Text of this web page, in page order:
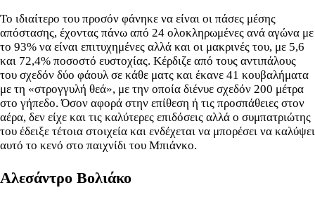
Το ιδιαίτερο του προσόν φάνηκε να είναι οι πάσες μέσης
απόστασης, έχοντας πάνω από 24 ολοκληρωμένες ανά αγώνα με
το 93% να είναι επιτυχημένες αλλά και οι μακρινές του, με 5,6
και 72,4% ποσοστό ευστοχίας. Κέρδιζε από τους αντιπάλους
του σχεδόν δύο φάουλ σε κάθε ματς και έκανε 41 κουβαλήματα
με τη «στρογγυλή θεά», με την οποία διένυε σχεδόν 200 μέτρα
στο γήπεδο. Όσον αφορά στην επίθεση ή τις προσπάθειες στον
αέρα, δεν είχε και τις καλύτερες επιδόσεις αλλά ο συμπατριώτης
του έδειξε τέτοια στοιχεία και ενδέχεται να μπορέσει να καλύψει
αυτό το κενό στο παιχνίδι του Μπιάνκο.
Αλεσάντρο Βολιάκο